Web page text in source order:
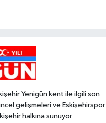
Yenigün kent ile ilgili son
gelişmeleri ve Eskişehirspor
halkına sunuyor